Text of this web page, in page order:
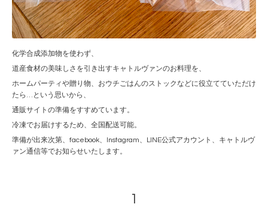
化学合成添加物を使わず、
道産食材の美味しさを引き出すキャトルヴァンのお料理を、
ホームパーティや贈り物、おウチごはんのストックなどに役立てていただけ
たら…という思いから、
通販サイトの準備をすすめています。
冷凍でお届けするため、全国配送可能。
準備が出来次第、facebook、Instagram、LINE公式アカウント、キャトルヴ
ァン通信等でお知らせいたします。
1